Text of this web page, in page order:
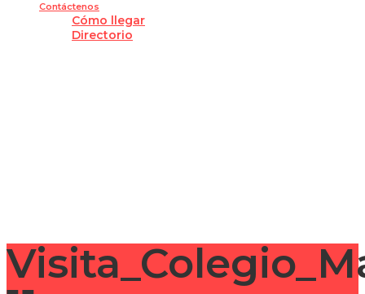
Contáctenos
Cómo llegar
Directorio